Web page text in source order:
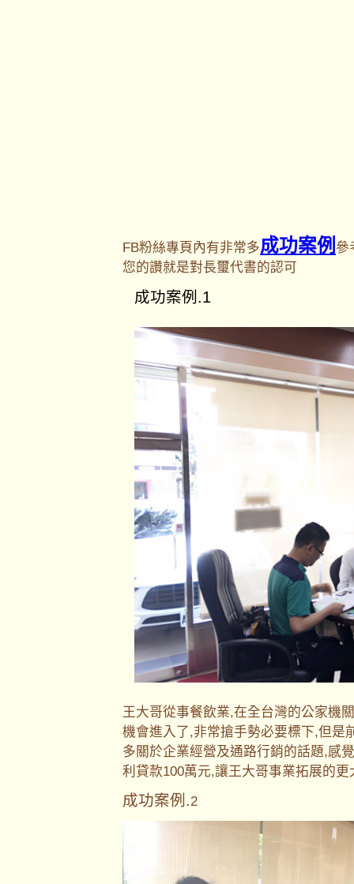
FB粉絲專頁內有非常多成功案例 參
您的讚就是對長璽代書的認可
成功案例.1
王大哥從事餐飲業,在全台灣的公家機
機會進入了,非常搶手勢必要標下,但是
多關於企業經營及通路行銷的話題,感
利貸款100萬元,讓王大哥事業拓展的
成功案例.2